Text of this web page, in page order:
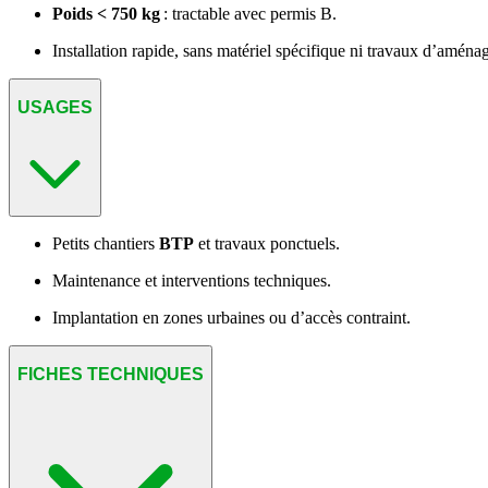
Poids < 750 kg : tractable avec permis B.
Installation rapide, sans matériel spécifique ni travaux
USAGES
Petits chantiers BTP et travaux ponctuels.
Maintenance et interventions techniques.
Implantation en zones urbaines ou d’accès contraint.
FICHES TECHNIQUES